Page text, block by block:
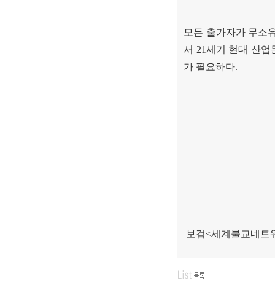
모든 출가자가 무소
서 21세기 현대 산업
가 필요하다.
보검<세계불교네트